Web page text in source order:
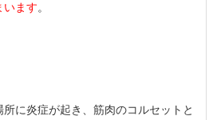
います。
に炎症が起き、筋肉のコルセットと